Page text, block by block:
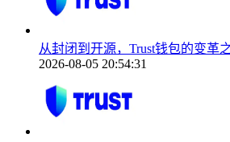
从封闭到开源，Trust钱包的变革
2026-08-05 20:54:31